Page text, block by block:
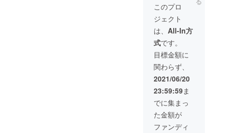
かかり
リジナ
ル洋
服、カ
メラマ
ン撮
影、リ
ハーサ
ル、
ン、含)
ド
ショー
閲覧 ※
カメラ
マン撮
影有 ※
送料、
保証料
含む
このプロ
ジェクト
は、 All-In方
式です。
目標金額に
関わらず、
2021/06/20
23:59:59ま
でに集まっ
た金額が
ファンディ